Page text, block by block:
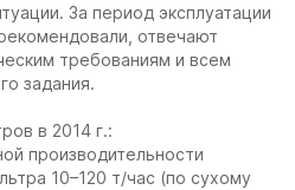
За период эксплуатации
отвечают
требованиям и всем
задания.
в 2014 г.:
производительности
10–120 т/час (по сухому